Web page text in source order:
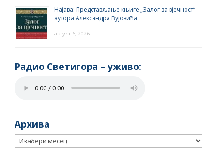
Најава: Представљање књиге „Залог за вјечност“
аутора Александра Вујовића
август 6, 2026
Радио Светигора – yживо:
Архива
Архива